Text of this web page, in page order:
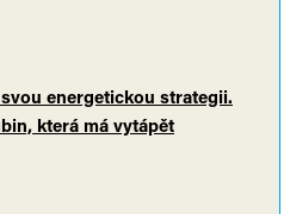
energetickou strategii.
která má vytápět